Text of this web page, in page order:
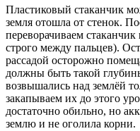
Пластиковый стаканчик
земля отошла от стенок.
переворачиваем
строго между пальцев).
рассадой осторожно
должны быть такой
возвышались над землёй
закапываем их до этого
достаточно обильно, но
землю и не оголила корни.